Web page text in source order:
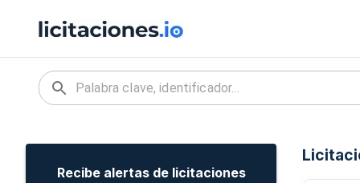
Recibe alertas de licitaciones